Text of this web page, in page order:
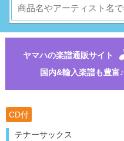
ヤマハの楽譜通販サイト
国内&輸入楽譜も豊富♪
CD付
テナーサックス